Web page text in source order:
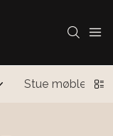
Stue møbler